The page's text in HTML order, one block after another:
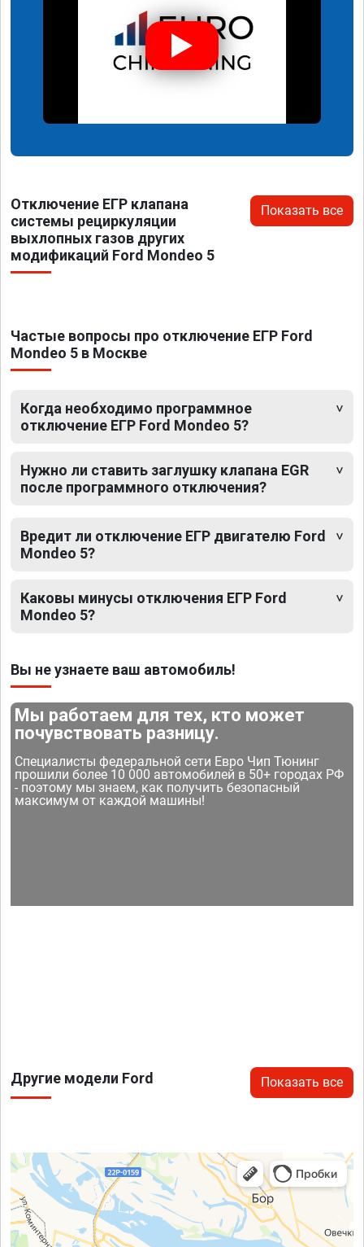
Отключение ЕГР клапана
системы рециркуляции
выхлопных газов других
модификаций Ford Mondeo 5
Показать все
Частые вопросы про отключение ЕГР Ford
Mondeo 5 в Москве
Когда необходимо программное
отключение ЕГР Ford Mondeo 5?
Нужно ли ставить заглушку клапана EGR
после программного отключения?
Вредит ли отключение ЕГР двигателю Ford
Mondeo 5?
Каковы минусы отключения ЕГР Ford
Mondeo 5?
Вы не узнаете ваш автомобиль!
Мы работаем для тех, кто может
почувствовать разницу.
Специалисты федеральной сети Евро Чип Тюнинг
прошили более 10 000 автомобилей в 50+ городах РФ
- поэтому мы знаем, как получить безопасный
максимум от каждой машины!
Другие модели Ford Показать все